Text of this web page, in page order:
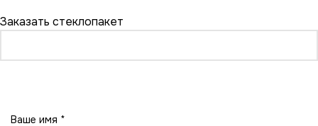
Заказать стеклопакет